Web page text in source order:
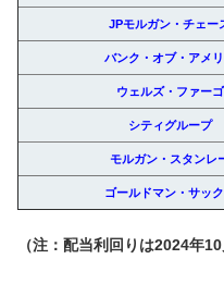
JPモルガン・チェー
バンク・オブ・アメ
ウェルズ・ファーゴ
シティグループ
モルガン・スタンレ
ゴールドマン・サッ
（注：配当利回りは2024年